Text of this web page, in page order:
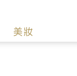
美妝